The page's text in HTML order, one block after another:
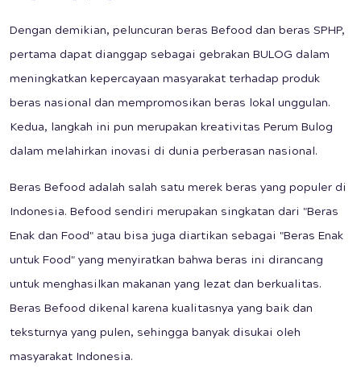
Dengan demikian, peluncuran beras Befood dan beras SPHP,
pertama dapat dianggap sebagai gebrakan BULOG dalam
meningkatkan kepercayaan masyarakat terhadap produk
beras nasional dan mempromosikan beras lokal unggulan.
Kedua, langkah ini pun merupakan kreativitas Perum Bulog
dalam melahirkan inovasi di dunia perberasan nasional.
Beras Befood adalah salah satu merek beras yang populer di
Indonesia. Befood sendiri merupakan singkatan dari "Beras
Enak dan Food" atau bisa juga diartikan sebagai "Beras Enak
untuk Food" yang menyiratkan bahwa beras ini dirancang
untuk menghasilkan makanan yang lezat dan berkualitas.
Beras Befood dikenal karena kualitasnya yang baik dan
teksturnya yang pulen, sehingga banyak disukai oleh
masyarakat Indonesia.